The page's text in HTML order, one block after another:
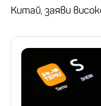
Китай, заяви